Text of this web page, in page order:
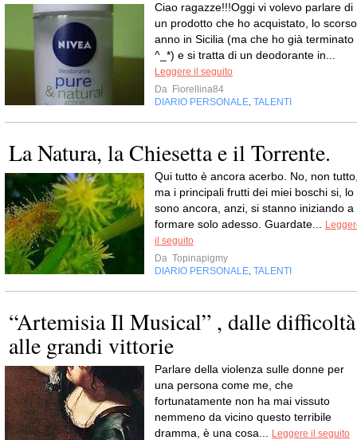
Ciao ragazze!!!Oggi vi volevo parlare di
un prodotto che ho acquistato, lo scorso
anno in Sicilia (ma che ho già terminato
^_*) e si tratta di un deodorante in...
Leggere il seguito
Da Fiorellina84
DIARIO PERSONALE TALENTI
La Natura, la Chiesetta e il Torrente.
Qui tutto è ancora acerbo. No, non
ma i principali frutti dei miei boschi si, lo
sono ancora, anzi, si stanno iniziando a
formare solo adesso. Guardate...
il seguito
Da Topinapigmy
DIARIO PERSONALE TALENTI
“Artemisia Il Musical” , dalle difficoltà
alle grandi vittorie
Parlare della violenza sulle donne per
una persona come me, che
fortunatamente non ha mai vissuto
nemmeno da vicino questo terribile
dramma, è una cosa...
Leggere il seguito